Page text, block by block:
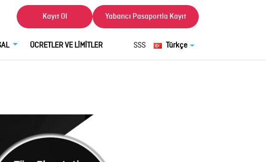
Kayıt Ol Yabancı Pasaportla Kayıt
ÜCRETLER VE LİMİTLER SSS Türkçe